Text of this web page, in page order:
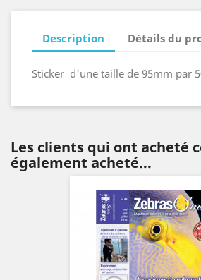
Description Détails du
Sticker d'une taille de 95mm par
Les clients qui ont acheté
également acheté...